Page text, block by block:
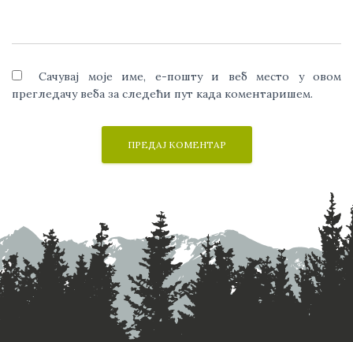
Сачувај моје име, е-пошту и веб место у овом
прегледачу веба за следећи пут када коментаришем.